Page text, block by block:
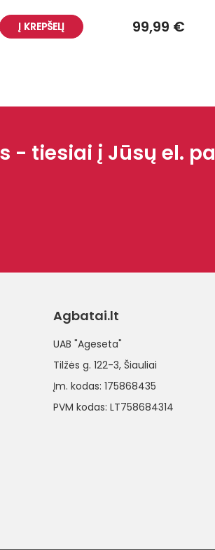
Į KREPŠELĮ 99,99 €
- tiesiai į Jūsų el.
Agbatai.lt
UAB "Ageseta"
Tilžės g. 122-3, Šiauliai
Įm. kodas: 175868435
PVM kodas: LT758684314